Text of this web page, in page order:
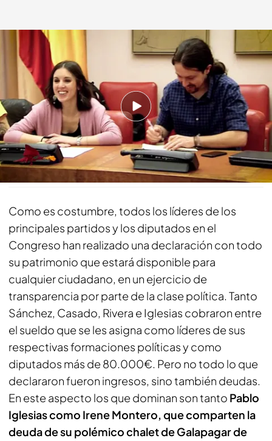
Los más deudores del Congreso de los Diputados
cuatro.com
07 JUN 2019 - 17:29h.
El líder político que más cobra es Albert Rivera
con 89.000€
Compartir
Como es costumbre, todos los líderes de los
principales partidos y los diputados en el
Congreso han realizado una declaración con todo
su patrimonio que estará disponible para
cualquier ciudadano, en un ejercicio de
transparencia por parte de la clase política. Tanto
Sánchez, Casado, Rivera e Iglesias cobraron entre
el sueldo que se les asigna como líderes de sus
respectivas formaciones políticas y como
diputados más de 80.000€. Pero no todo lo que
declararon fueron ingresos, sino también deudas.
En este aspecto los que dominan son tanto Pablo
Iglesias como Irene Montero, que comparten la
deuda de su polémico chalet de Galapagar de